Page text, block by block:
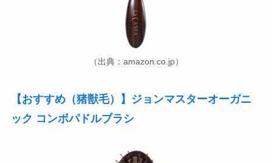
（出典：amazon.co.jp）
【おすすめ（猪獣毛）】ジョンマスターオーガニ
ック コンボパドルブラシ